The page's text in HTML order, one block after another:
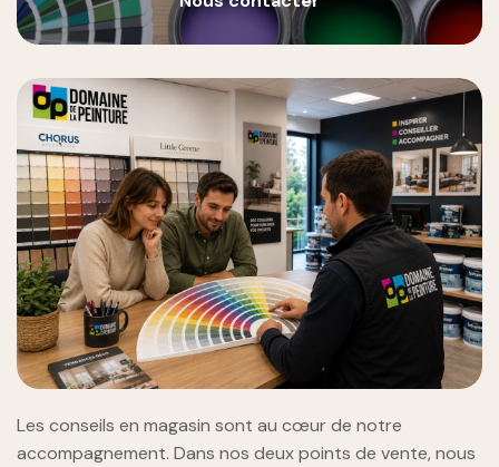
Les conseils en magasin sont au cœur de notre
accompagnement. Dans nos deux points de vente, nous